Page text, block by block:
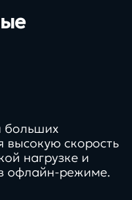
больших
высокую скорость
нагрузке и
офлайн-режиме.